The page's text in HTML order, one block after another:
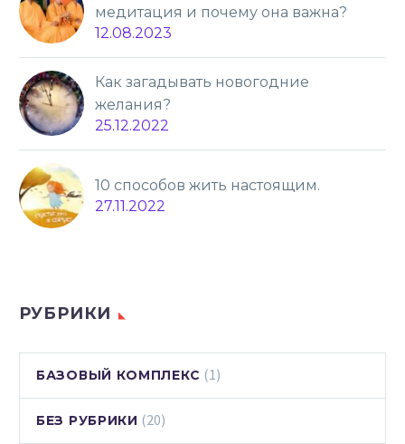
медитация и почему она важна?
12.08.2023
Как загадывать новогодние
желания?
25.12.2022
10 способов жить настоящим.
27.11.2022
РУБРИКИ
БАЗОВЫЙ КОМПЛЕКС (1)
БЕЗ РУБРИКИ (20)